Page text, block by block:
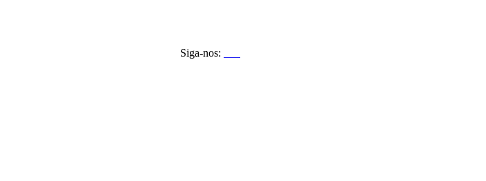
Siga-nos: